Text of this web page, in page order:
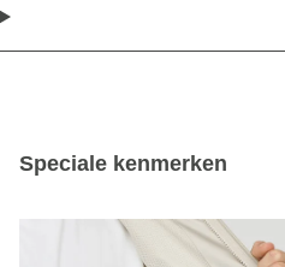
Speciale kenmerken